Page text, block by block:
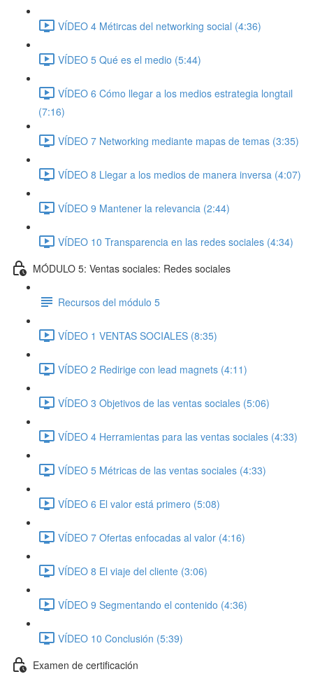
VÍDEO 4 Métircas del networking social (4:36)
VÍDEO 5 Qué es el medio (5:44)
VÍDEO 6 Cómo llegar a los medios estrategia longtail
(7:16)
VÍDEO 7 Networking mediante mapas de temas (3:35)
VÍDEO 8 Llegar a los medios de manera inversa (4:07)
VÍDEO 9 Mantener la relevancia (2:44)
VÍDEO 10 Transparencia en las redes sociales (4:34)
MÓDULO 5: Ventas sociales: Redes sociales
Recursos del módulo 5
VÍDEO 1 VENTAS SOCIALES (8:35)
VÍDEO 2 Redirige con lead magnets (4:11)
VÍDEO 3 Objetivos de las ventas sociales (5:06)
VÍDEO 4 Herramientas para las ventas sociales (4:33)
VÍDEO 5 Métricas de las ventas sociales (4:33)
VÍDEO 6 El valor está primero (5:08)
VÍDEO 7 Ofertas enfocadas al valor (4:16)
VÍDEO 8 El viaje del cliente (3:06)
VÍDEO 9 Segmentando el contenido (4:36)
VÍDEO 10 Conclusión (5:39)
Examen de certificación